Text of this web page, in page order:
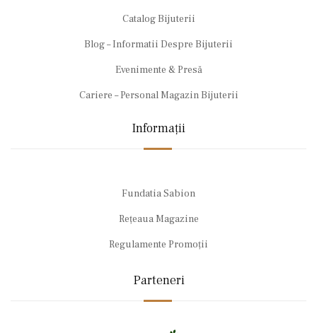
Catalog Bijuterii
Blog – Informatii Despre Bijuterii
Evenimente & Presă
Cariere – Personal Magazin Bijuterii
Informații
Fundatia Sabion
Rețeaua Magazine
Regulamente Promoții
Parteneri